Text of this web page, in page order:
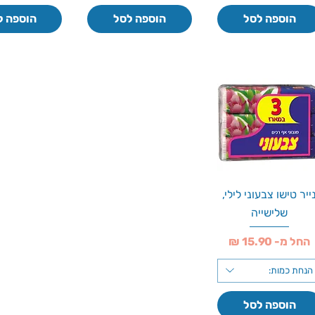
הוספה לסל הוספה לסל הוספה
טישו צבעוני לילי,
שלישייה
החל מ-
מחיר מבצע
הנחת כמות:
הוספה לסל